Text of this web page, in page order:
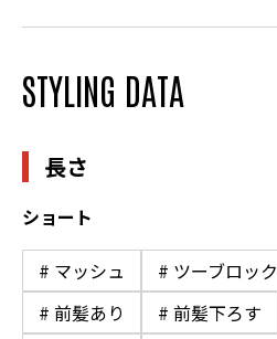
STYLING DATA
長さ
ショート
# マッシュ # ツーブロック
# 前髪あり
# 前髪下ろす